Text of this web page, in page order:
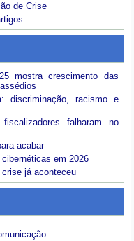
de Crise
mostra crescimento das
discriminação, racismo e
falharam no
acabar
em 2026
já aconteceu